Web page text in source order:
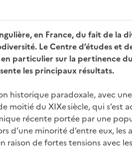
en France, du fait de la
Le Centre d’études et
en particulier sur la pertinence
les principaux résultats.
historique paradoxale, avec
moitié du XIXe siècle, qui s’est
récente portée par une
d’une minorité d’entre eux,
raison de fortes tensions avec